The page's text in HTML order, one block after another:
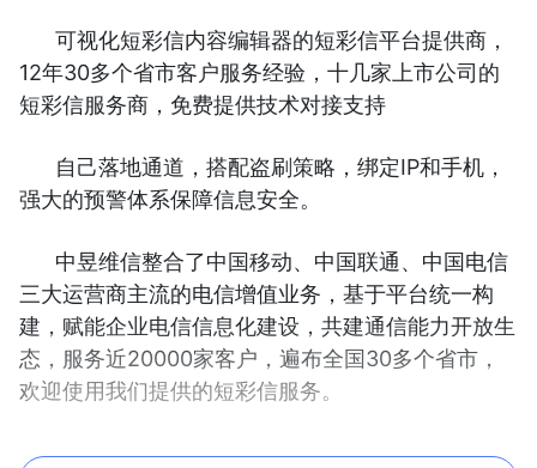
可视化短彩信内容编辑器的短彩信平台提供商，
12年30多个省市客户服务经验，十几家上市公司的
短彩信服务商，免费提供技术对接支持
自己落地通道，搭配盗刷策略，绑定IP和手机，
强大的预警体系保障信息安全。
中昱维信整合了中国移动、中国联通、中国电信
三大运营商主流的电信增值业务，基于平台统一构
建，赋能企业电信信息化建设，共建通信能力开放生
态，服务近20000家客户，遍布全国30多个省市，
欢迎使用我们提供的短彩信服务。